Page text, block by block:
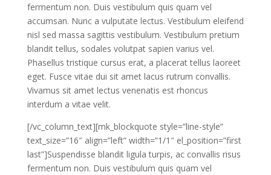
fermentum non. Duis vestibulum quis quam vel
accumsan. Nunc a vulputate lectus. Vestibulum eleifend
nisl sed massa sagittis vestibulum. Vestibulum pretium
blandit tellus, sodales volutpat sapien varius vel.
Phasellus tristique cursus erat, a placerat tellus laoreet
eget. Fusce vitae dui sit amet lacus rutrum convallis.
Vivamus sit amet lectus venenatis est rhoncus
interdum a vitae velit.
[/vc_column_text][mk_blockquote style=”line-style”
text_size=”16″ align=”left” width=”1/1″ el_position=”first
last”]Suspendisse blandit ligula turpis, ac convallis risus
fermentum non. Duis vestibulum quis quam vel